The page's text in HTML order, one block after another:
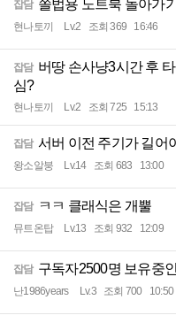
잡담 쫄법용 노트북 돌아가
현나토끼 Lv.2 조회 369 16:46
잡담 버땅 손사냥3시간 후
심?
현나토끼 Lv.2 조회 725 15:13
잡담 서버 이전 주기가 길어
왕소알붕 Lv.14 조회 683 13:00
잡담 ㅋㅋ 클래식은 개뿔
뮤트온탑 Lv.13 조회 932 12:09
잡담 구독자2500명 보유중
난1986years Lv.3 조회 700 10:50